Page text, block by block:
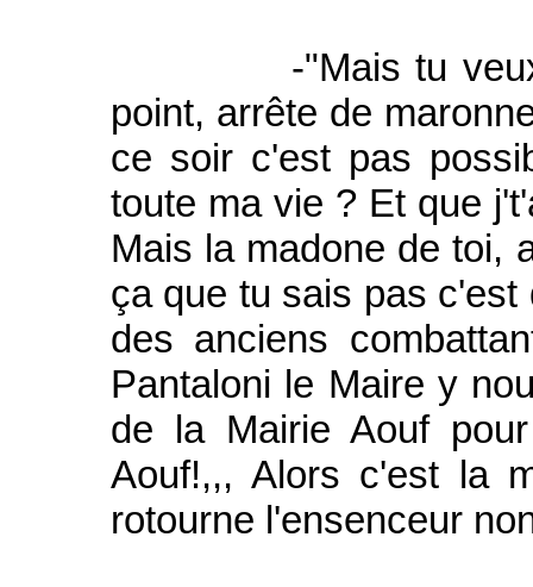
-"Mais tu veux
point, arrête de
ce soir c'est pas
toute ma vie ? Et que
Mais la madone de toi,
ça que tu sais pas
des anciens
Pantaloni le Maire y
de la Mairie Aouf
Aouf!,,, Alors c'est la
rotourne l'ensenceur